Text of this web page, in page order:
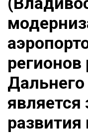
Образование
Спорт
Культура
Lifestyle
Мурзилка
регионов
развития